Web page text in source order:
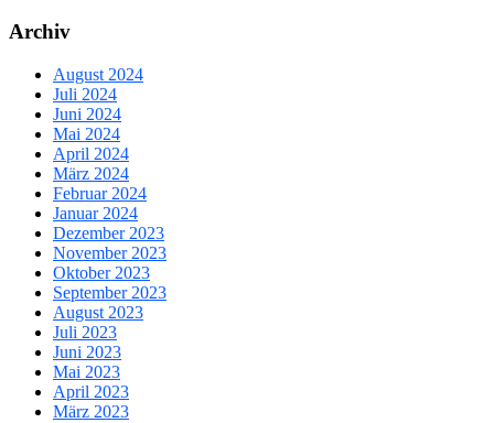
Archiv
August 2024
Juli 2024
Juni 2024
Mai 2024
April 2024
März 2024
Februar 2024
Januar 2024
Dezember 2023
November 2023
Oktober 2023
September 2023
August 2023
Juli 2023
Juni 2023
Mai 2023
April 2023
März 2023